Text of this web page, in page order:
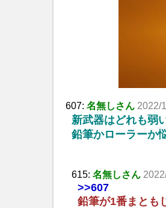
607: 名無しさん 2022/
新武器はどれも弱
鉛筆かローラーか
615: 名無しさん
>>607
鉛筆が1番まとも